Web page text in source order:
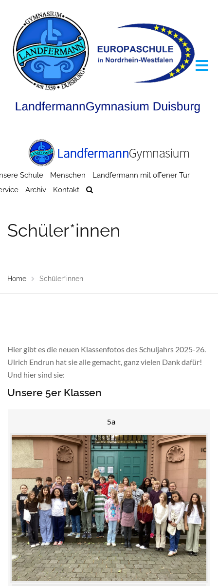
Schule Menschen
Landfermann mit offener Tür
Archiv Kontakt
Schüler*innen
Home Schüler*innen
Hier gibt es die neuen Klassenfotos des Schuljahrs 2025-26.
Ulrich Endrun hat sie alle gemacht, ganz vielen Dank dafür!
Und hier sind sie:
Unsere 5er Klassen
5a